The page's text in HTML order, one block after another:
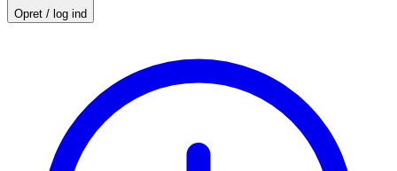
Opret / log ind